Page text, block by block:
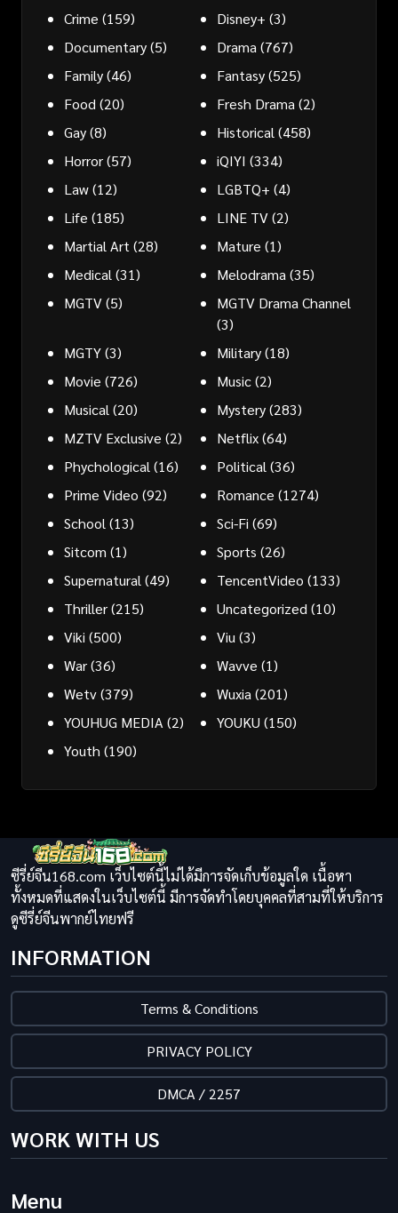
Crime (159) Disney+ (3)
Documentary(5) Drama (767)
Family(46) Fantasy(525)
Food (20) Fresh Drama (2)
Gay(8) Historical (458)
Horror(57) iQIYI (334)
Law(12) LGBTQ+ (4)
Life (185) LINE TV(2)
Martial Art (28) Mature (1)
Medical (31) Melodrama (35)
MGTV(5)
MGTV Drama Channel
(3)
MGTY(3) Military(18)
Movie (726) Music(2)
Musical (20) Mystery(283)
MZTV Exclusive (2) Netflix(64)
Phychological (16) Political (36)
Prime Video (92) Romance (1274)
School (13) Sci-Fi (69)
Sitcom (1) Sports (26)
Supernatural (49) TencentVideo (133)
Thriller(215) Uncategorized (10)
Viki (500) Viu (3)
War(36) Wavve (1)
Wetv(379) Wuxia (201)
YOUHUG MEDIA (2) YOUKU (150)
Youth (190)
ซีรี่ย์จีน168.com เว็บไซต์นี้ไม่ได้มีการจัดเก็บข้อมูลใด เนื้อหา
ทั้งหมดที่แสดงในเว็บไซต์นี้ มีการจัดทำโดยบุคคลที่สามที่ให้บริการ
ดูซีรี่ย์จีนพากย์ไทยฟรี
INFORMATION
Terms & Conditions
PRIVACY POLICY
DMCA / 2257
WORK WITH US
Menu